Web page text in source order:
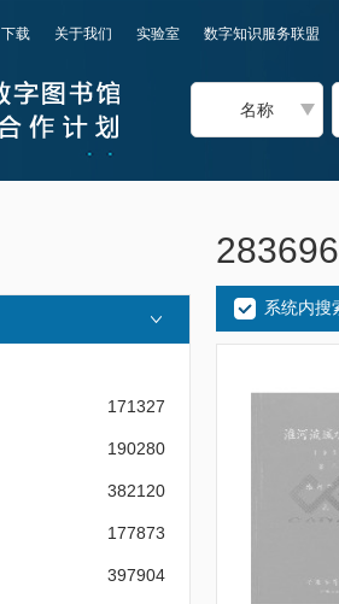
下载 关于我们 实验室 数字知识服务联盟
名称
171327
190280
382120
177873
397904
系统内搜